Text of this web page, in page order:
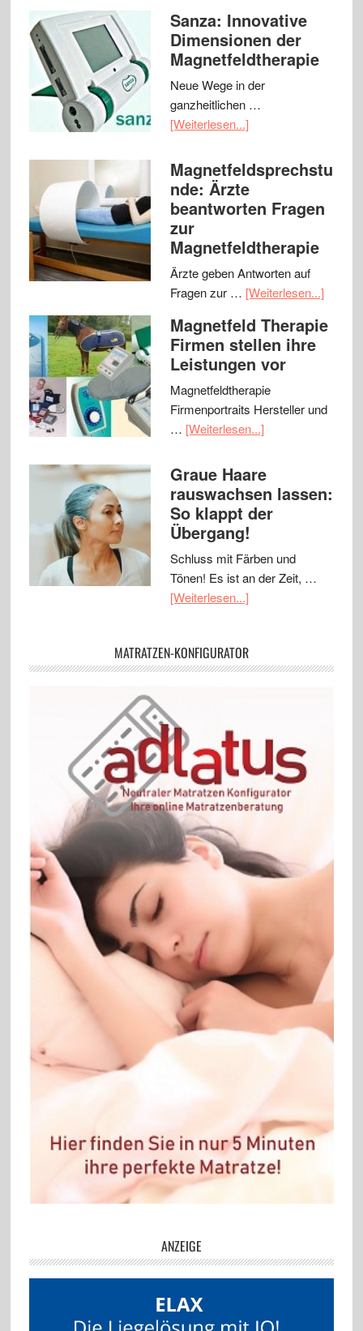
Sanza: Innovative
Dimensionen der
Magnetfeldtherapie
Neue Wege in der
ganzheitlichen …
[Weiterlesen...]
Magnetfeldsprechstu
nde: Ärzte
beantworten Fragen
zur
Magnetfeldtherapie
Ärzte geben Antworten auf
Fragen zur … [Weiterlesen...]
Magnetfeld Therapie
Firmen stellen ihre
Leistungen vor
Magnetfeldtherapie
Firmenportraits Hersteller und
… [Weiterlesen...]
Graue Haare
rauswachsen lassen:
So klappt der
Übergang!
Schluss mit Färben und
Tönen! Es ist an der Zeit, …
[Weiterlesen...]
MATRATZEN-KONFIGURATOR
ANZEIGE